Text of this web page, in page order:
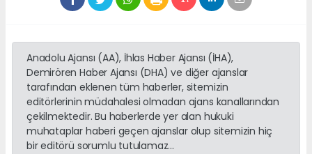
Anadolu Ajansı (AA), İhlas Haber Ajansı (İHA),
Demirören Haber Ajansı (DHA) ve diğer ajanslar
tarafından eklenen tüm haberler, sitemizin
editörlerinin müdahalesi olmadan ajans kanallarından
çekilmektedir. Bu haberlerde yer alan hukuki
muhataplar haberi geçen ajanslar olup sitemizin hiç
bir editörü sorumlu tutulamaz...